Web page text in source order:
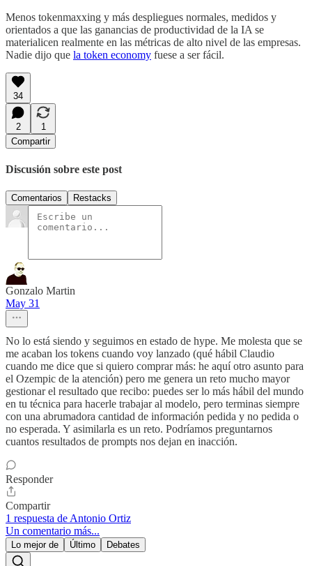
Menos tokenmaxxing y más despliegues normales, medidos y
orientados a que las ganancias de productividad de la IA se
materialicen realmente en las métricas de alto nivel de las empresas.
Nadie dijo que la token economy fuese a ser fácil.
34
2
1
Compartir
Discusión sobre este post
Comentarios Restacks
Gonzalo Martin
May 31
No lo está siendo y seguimos en estado de hype. Me molesta que se
me acaban los tokens cuando voy lanzado (qué hábil Claudio
cuando me dice que si quiero comprar más: he aquí otro asunto para
el Ozempic de la atención) pero me genera un reto mucho mayor
gestionar el resultado que recibo: puedes ser lo más hábil del mundo
en tu técnica para hacerle trabajar al modelo, pero terminas siempre
con una abrumadora cantidad de información pedida y no pedida o
no esperada. Y asimilarla es un reto. Podríamos preguntarnos
cuantos resultados de prompts nos dejan en inacción.
Responder
Compartir
1 respuesta de Antonio Ortiz
Un comentario más...
Lo mejor de Último Debates